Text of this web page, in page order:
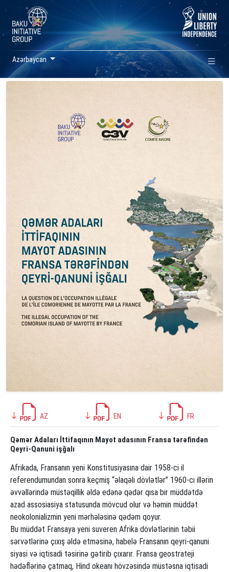
Azərbaycan
AZ EN FR
Qəmər Adaları İttifaqının Mayot adasının Fransa tərəfindən
Qeyri-Qanuni işğalı
Afrikada, Fransanın yeni Konstitusiyasına dair 1958-ci il
referendumundan sonra keçmiş “əlaqəli dövlətlər” 1960-cı illərin
əvvəllərində müstəqillik əldə edənə qədər qısa bir müddətdə
azad assosiasiya statusunda mövcud olur və həmin müddət
neokolonializmin yeni mərhələsinə qədəm qoyur.
Bu müddət Fransaya yeni suveren Afrika dövlətlərinin təbii
sərvətlərinə çıxış əldə etməsinə, habelə Fransanın qeyri-qanuni
siyasi və iqtisadi təsirinə gətirib çıxarır. Fransa geostrateji
hədəflərinə çatmaq, Hind okeanı hövzəsində müstəsna iqtisadi